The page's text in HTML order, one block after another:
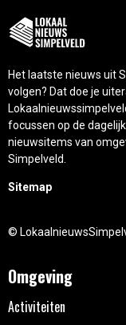
Het laatste nieuws uit
volgen? Dat doe je
focussen op de
nieuwsitems van
Simpelveld.
Sitemap
©
Omgeving
Activiteiten